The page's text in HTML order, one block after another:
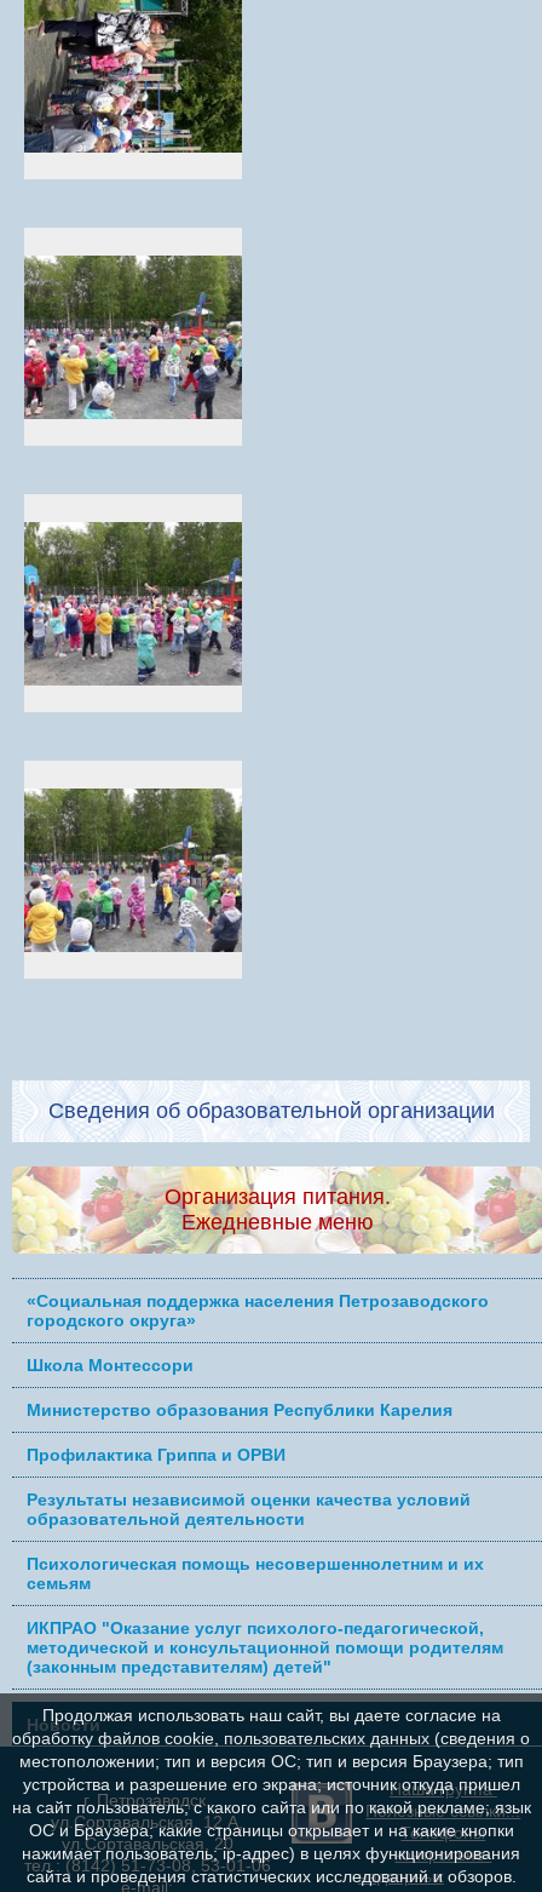
Сведения об образовательной организации
Организация питания.
Ежедневные меню
«Социальная поддержка населения Петрозаводского
городского округа»
Школа Монтессори
Министерство образования Республики Карелия
Профилактика Гриппа и ОРВИ
Результаты независимой оценки качества условий
образовательной деятельности
Психологическая помощь несовершеннолетним и их
семьям
ИКПРАО "Оказание услуг психолого-педагогической,
методической и консультационной помощи родителям
(законным представителям) детей"
Новости
г. Петрозаводск,
ул.Сортавальская, 12 А,
ул.Сортавальская, 20
тел.: (8142) 51-73-08, 53-01-06
e-mail:
Наша группа
Полезные ссылки...
Телефоны
контрольно-
надзорных
Продолжая использовать наш сайт, вы даете согласие на
обработку файлов cookie, пользовательских данных (сведения о
местоположении; тип и версия ОС; тип и версия Браузера; тип
устройства и разрешение его экрана; источник откуда пришел
на сайт пользователь; с какого сайта или по какой рекламе; язык
ОС и Браузера; какие страницы открывает и на какие кнопки
нажимает пользователь; ip-адрес) в целях функционирования
сайта и проведения статистических исследований и обзоров.